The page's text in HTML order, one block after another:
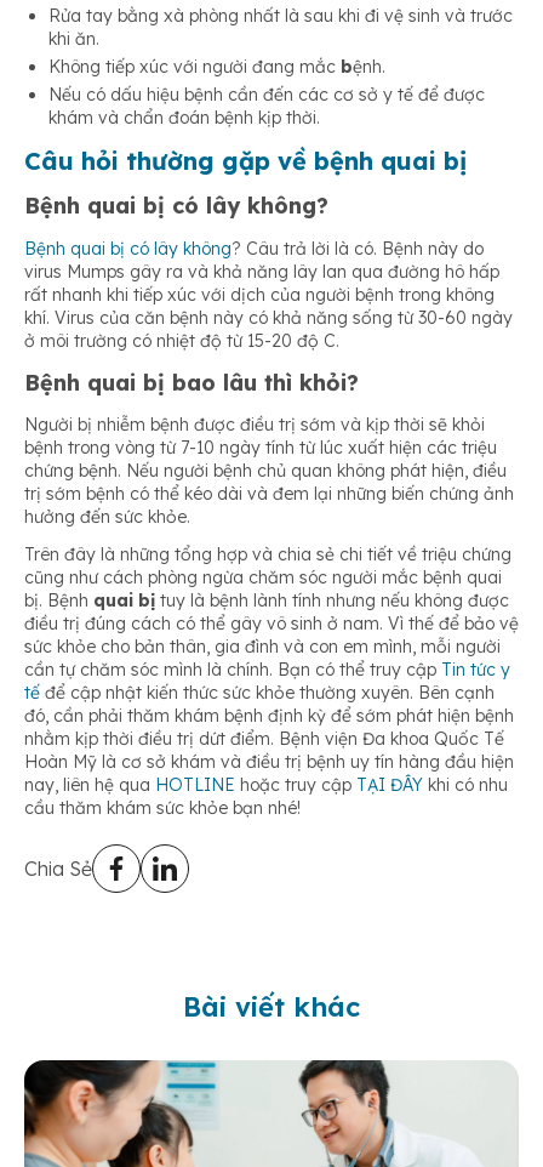
Rửa tay bằng xà phòng nhất là sau khi đi vệ sinh và trước
khi ăn.
Không tiếp xúc với người đang mắc bệnh.
Nếu có dấu hiệu bệnh cần đến các cơ sở y tế để được
khám và chẩn đoán bệnh kịp thời.
Câu hỏi thường gặp về bệnh quai bị
Bệnh quai bị có lây không?
Bệnh quai bị có lây không? Câu trả lời là có. Bệnh này do
virus Mumps gây ra và khả năng lây lan qua đường hô hấp
rất nhanh khi tiếp xúc với dịch của người bệnh trong không
khí. Virus của căn bệnh này có khả năng sống từ 30-60 ngày
ở môi trường có nhiệt độ từ 15-20 độ C.
Bệnh quai bị bao lâu thì khỏi?
Người bị nhiễm bệnh được điều trị sớm và kịp thời sẽ khỏi
bệnh trong vòng từ 7-10 ngày tính từ lúc xuất hiện các triệu
chứng bệnh. Nếu người bệnh chủ quan không phát hiện, điều
trị sớm bệnh có thể kéo dài và đem lại những biến chứng ảnh
hưởng đến sức khỏe.
Trên đây là những tổng hợp và chia sẻ chi tiết về triệu chứng
cũng như cách phòng ngừa chăm sóc người mắc bệnh quai
bị. Bệnh quai bị tuy là bệnh lành tính nhưng nếu không được
điều trị đúng cách có thể gây vô sinh ở nam. Vì thế để bảo vệ
sức khỏe cho bản thân, gia đình và con em mình, mỗi người
cần tự chăm sóc mình là chính. Bạn có thể truy cập Tin tức y
tế để cập nhật kiến thức sức khỏe thường xuyên. Bên cạnh
đó, cần phải thăm khám bệnh định kỳ để sớm phát hiện bệnh
nhằm kịp thời điều trị dứt điểm. Bệnh viện Đa khoa Quốc Tế
Hoàn Mỹ là cơ sở khám và điều trị bệnh uy tín hàng đầu hiện
nay, liên hệ qua HOTLINE hoặc truy cập TẠI ĐÂY khi có nhu
cầu thăm khám sức khỏe bạn nhé!
Chia Sẻ
Bài viết khác